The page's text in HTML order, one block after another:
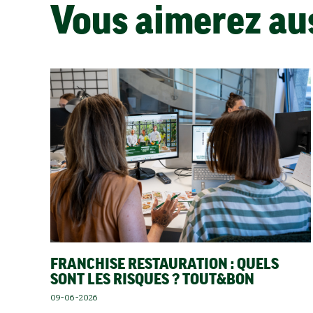
Vous aimerez
FRANCHISE RESTAURATION : QUELS
SONT LES RISQUES ? TOUT&BON
09-06-2026